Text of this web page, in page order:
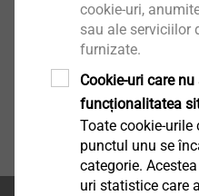
cookie-uri,
sau ale serviciilor
furnizate.
Cookie-uri care
funcționalitatea
Toate cookie-urile
punctul unu se
categorie.
uri statistice care